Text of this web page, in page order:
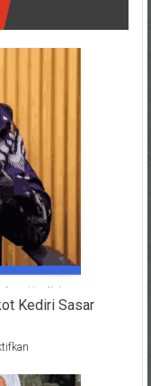
Kediri Sasar
pada
Data